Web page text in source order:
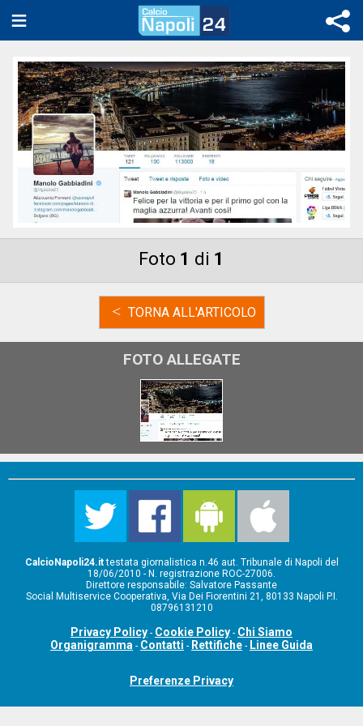
Foto 1 di 1
< TORNA ALL'ARTICOLO
FOTO ALLEGATE
CalcioNapoli24.ittestata giornalistica n.46 aut. Tribunale di Napoli del
18/06/2010 - N. registrazione ROC-27006.
Direttore responsabile: Salvatore Passante
Social Multiservice Cooperativa, Via Dei Fiorentini 21, 80133 Napoli P.I.
08796131210
Privacy Policy - Cookie Policy - Chi Siamo
Organigramma - Contatti - Rettifiche - Linee Guida
Preferenze Privacy